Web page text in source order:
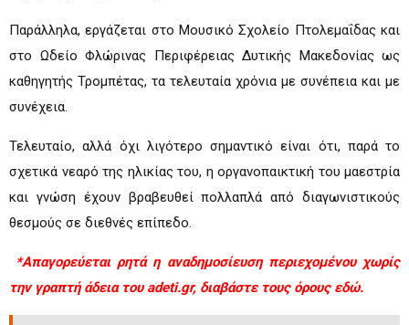
Παράλληλα, εργάζεται στο Μουσικό Σχολείο Πτολεμαΐδας και
στο Ωδείο Φλώρινας Περιφέρειας Δυτικής Μακεδονίας ως
καθηγητής Τρομπέτας, τα τελευταία χρόνια με συνέπεια και με
συνέχεια.
Τελευταίο, αλλά όχι λιγότερο σημαντικό είναι ότι, παρά το
σχετικά νεαρό της ηλικίας του, η οργανοπαικτική του μαεστρία
και γνώση έχουν βραβευθεί πολλαπλά από διαγωνιστικούς
θεσμούς σε διεθνές επίπεδο.
*Απαγορεύεται ρητά η αναδημοσίευση περιεχομένου χωρίς
την γραπτή άδεια του adeti.gr, διαβάστε τους όρους εδώ.